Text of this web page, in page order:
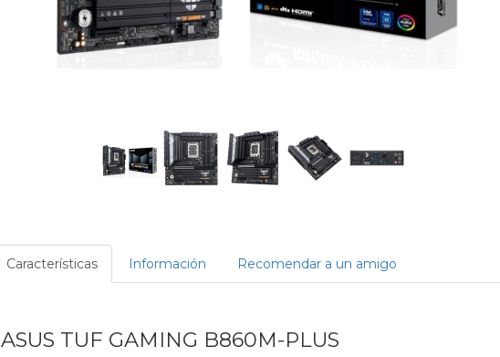
Características Información Recomendar a un amigo
ASUS TUF GAMING B860M-PLUS